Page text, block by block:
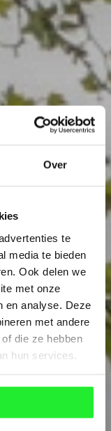
Over
te
media te bieden
Ook delen we
met onze
en analyse. Deze
met andere
die ze hebben
hun services.